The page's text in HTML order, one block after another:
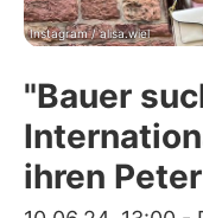
Alle
Instagram / alisa.wiel
"Bauer
ihren Peter